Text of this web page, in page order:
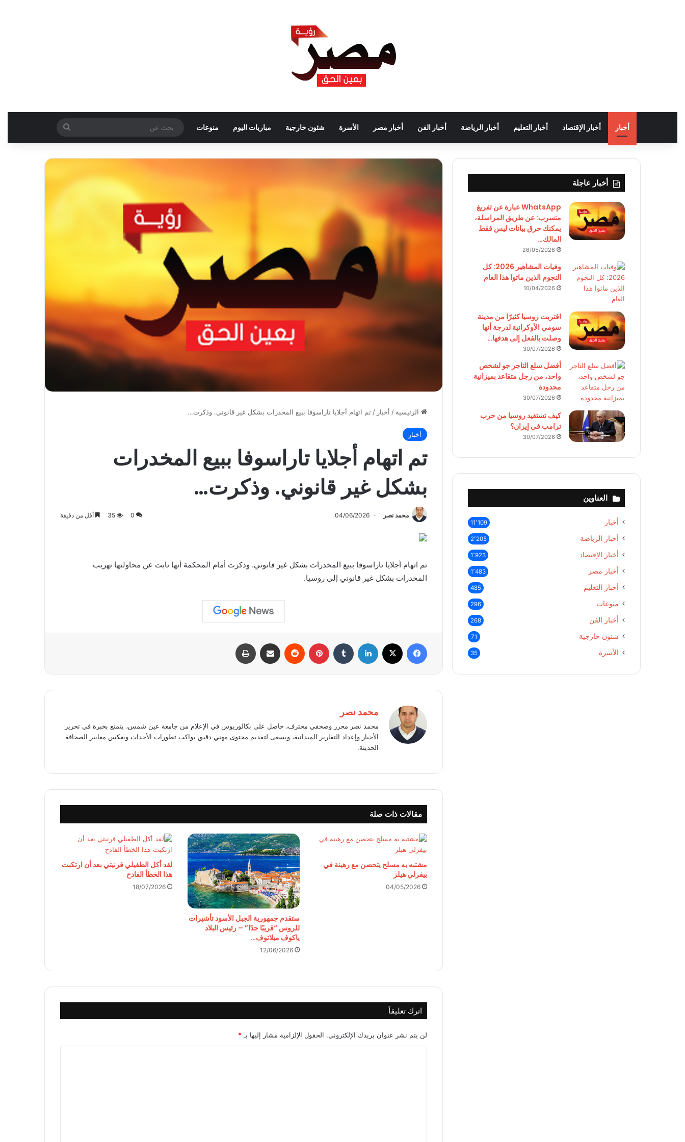
أخبار أخبار الإقتصاد أخبار التعليم أخبار الرياضة أخبار الفن أخبار مصر الأسرة شئون خارجية مباريات اليوم منوعات
بحث
عن
الرئيسية / أخبار / تم اتهام أجلايا تاراسوفا ببيع المخدرات بشكل غير قانوني. وذكرت…
أخبار
تم اتهام أجلايا تاراسوفا ببيع المخدرات
بشكل غير قانوني. وذكرت…
محمد نصر 04/06/2026
0
35 أقل من دقيقة
تم اتهام أجلايا تاراسوفا ببيع المخدرات بشكل غير قانوني. وذكرت أمام المحكمة أنها تابت عن محاولتها تهريب
المخدرات بشكل غير قانوني إلى روسيا.
فيسبوك لينكدإن بينتيريست مشاركة عبر البريد
محمد نصر
محمد نصر محرر وصحفي محترف، حاصل على بكالوريوس في الإعلام من جامعة عين شمس، يتمتع بخبرة في تحرير
الأخبار وإعداد التقارير الميدانية، ويسعى لتقديم محتوى مهني دقيق يواكب تطورات الأحداث ويعكس معايير الصحافة
الحديثة.
مقالات ذات صلة
مشتبه به مسلح يتحصن مع رهينة في
بيفرلي هيلز
04/05/2026
ستقدم جمهورية الجبل الأسود تأشيرات
للروس “قريبًا جدًا” – رئيس البلاد
ياكوف ميلاتوف…
12/06/2026
لقد أكل الطفيلي قرنيتي بعد أن ارتكبت
هذا الخطأ الفادح
18/07/2026
اترك تعليقاً
لن يتم نشر عنوان بريدك الإلكتروني. الحقول الإلزامية مشار إليها بـ *
أخبار عاجلة
WhatsApp عبارة عن تفريغ
متسرب: عن طريق المراسلة،
يمكنك حرق بيانات ليس فقط
المالك…
26/05/2026
وفيات المشاهير 2026: كل
النجوم الذين ماتوا هذا العام
10/04/2026
اقتربت روسيا كثيرًا من مدينة
سومي الأوكرانية لدرجة أنها
وصلت بالفعل إلى هدفها…
30/07/2026
أفضل سلع التاجر جو لشخص
واحد، من رجل متقاعد بميزانية
محدودة
30/07/2026
كيف تستفيد روسيا من حرب
ترامب في إيران؟
30/07/2026
العناوين
أخبار 11٬109
أخبار الرياضة 2٬205
أخبار الإقتصاد 1٬923
أخبار مصر 1٬483
أخبار التعليم 485
منوعات 296
أخبار الفن 268
شئون خارجية 71
الأسرة 35